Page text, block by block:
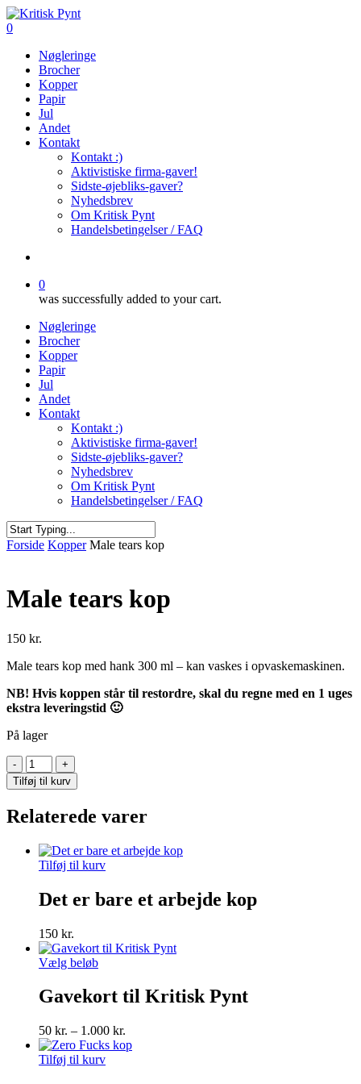
Skip
to
content
search
0
Nøgleringe
Brocher
Kopper
Papir
Jul
Andet
Kontakt
Kontakt :)
Aktivistiske firma-gaver!
Sidste-øjebliks-gaver?
Nyhedsbrev
Om Kritisk Pynt
Handelsbetingelser / FAQ
0
was successfully added to your cart.
Nøgleringe
Brocher
Kopper
Papir
Jul
Andet
Kontakt
Kontakt :)
Aktivistiske firma-gaver!
Sidste-øjebliks-gaver?
Nyhedsbrev
Om Kritisk Pynt
Handelsbetingelser / FAQ
Close
Forside Kopper Male tears kop
Male tears kop
150 kr.
Male tears kop med hank 300 ml – kan vaskes i opvaskemaskinen.
NB! Hvis koppen står til restordre, skal du regne med en 1 uges
ekstra leveringstid 🙂
På lager
Male
tears
kop
Tilføj til kurv
Relaterede varer
Tilføj til kurv
Det er bare et arbejde kop
150 kr.
Vælg beløbDette
har
flere
Mulighederne
kan
vælges
Gavekort til Kritisk Pynt
50 kr. – 1.000 kr.
50 kr.
Tilføj til kurv